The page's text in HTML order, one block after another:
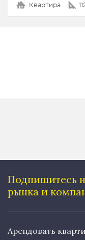
Квартира
Подпишитесь
рынка и
Арендовать